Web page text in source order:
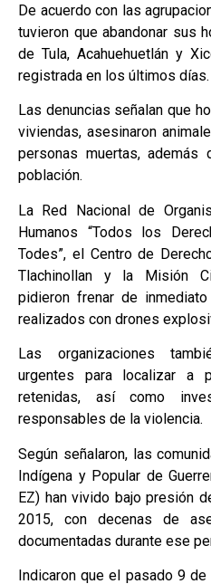
De acuerdo con las
tuvieron que abandonar sus
de Tula, Acahuehuetlán y
registrada en los últimos días.
Las denuncias señalan que
viviendas, asesinaron
personas muertas,
población.
La Red Nacional de
Humanos “Todos los
Todes”, el Centro de
Tlachinollan y la Misión
pidieron frenar de
realizados con drones
Las organizaciones
urgentes para localizar a
retenidas, así como
responsables de la violencia.
Según señalaron, las
Indígena y Popular de
EZ) han vivido bajo presión
2015, con decenas de
documentadas durante ese
Indicaron que el pasado 9